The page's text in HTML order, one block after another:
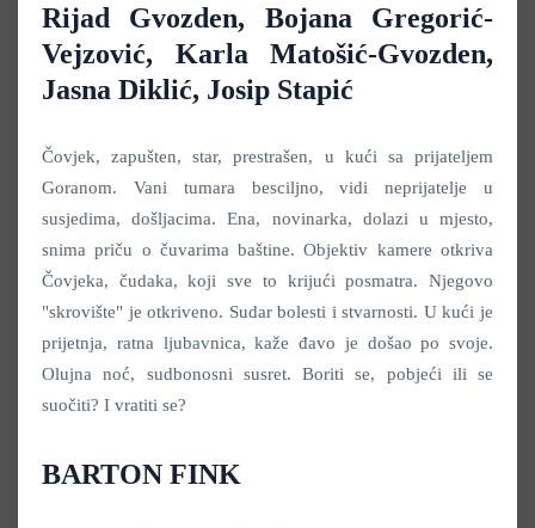
Rijad Gvozden, Bojana Gregorić-
Vejzović, Karla Matošić-Gvozden,
Jasna Diklić, Josip Stapić
Čovjek, zapušten, star, prestrašen, u kući sa prijateljem
Goranom. Vani tumara besciljno, vidi neprijatelje u
susjedima, došljacima. Ena, novinarka, dolazi u mjesto,
snima priču o čuvarima baštine. Objektiv kamere otkriva
Čovjeka, čudaka, koji sve to krijući posmatra. Njegovo
"skrovište" je otkriveno. Sudar bolesti i stvarnosti. U kući je
prijetnja, ratna ljubavnica, kaže đavo je došao po svoje.
Olujna noć, sudbonosni susret. Boriti se, pobjeći ili se
suočiti? I vratiti se?
BARTON FINK